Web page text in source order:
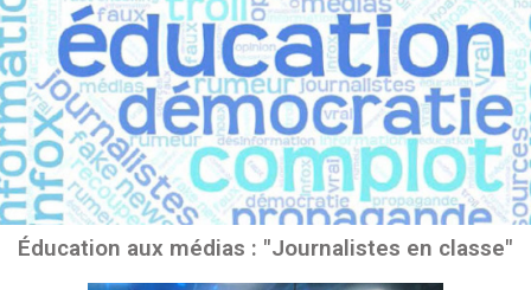
Éducation aux médias : "Journalistes en classe"